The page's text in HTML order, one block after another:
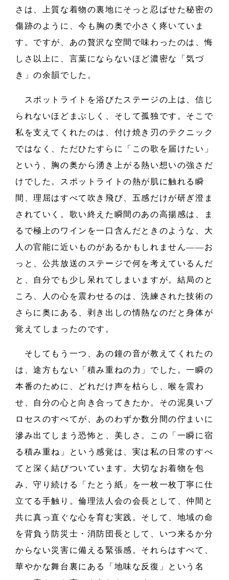
さは、上質な着物の裏地にそっと忍ばせた秘密の
傷跡のように、今も胸の奥で小さく疼いていま
す。ですが、あの贅沢な空間で味わったのは、悔
しさ以上に、言葉にならないほど濃密な「気づ
き」の余韻でした。
スポットライトを浴びたステージの上は、信じ
られないほどまぶしく、そして孤独です。そこで
私を支えてくれたのは、付け焼き刃のテクニック
ではなく、ただひたすらに「この歌を届けたい」
という、胸の奥から湧き上がる熱い想いの強さだ
けでした。スポットライトの熱が肌に触れる瞬
間、理屈はすべて吹き飛び、五感だけが研ぎ澄ま
されていく。歌い終えた瞬間のあの高揚感は、ま
るで極上のワインを一口含んだときのような、大
人の官能に近いものがあるかもしれません――お
っと、公共放送のステージで何を考えているんだ
と、自分でも少し呆れてしまいますが。結局のと
ころ、人の心を震わせるのは、洗練された技術の
さらに奥にある、剥き出しの情熱なのだと身体が
覚えてしまったのです。
そしてもう一つ、あの鐘の音が教えてくれたの
は、途方もない「積み重ねの力」でした。一瞬の
本番のために、どれだけ声を枯らし、喉を震わ
せ、自分の心と向き合ってきたか。その泥臭いプ
ロセスのすべてが、あのわずか数分間の佇まいに
滲み出てしまう恐怖と、美しさ。この「一瞬に宿
る積み重ね」という感覚は、実は私の日常のすべ
てと深く結びついています。大切なお着物を包
み、守り続ける「たとう紙」を一枚一枚丁寧に仕
立てる手触り。倫理法人会の会長として、仲間と
共に真っ直ぐな心を育む実践。そして、地域の命
を背負う防災士・消防団長として、いつ来るか分
からない災害に備える緊張感。それらはすべて、
華やかな舞台裏にある「地味な反復」という名